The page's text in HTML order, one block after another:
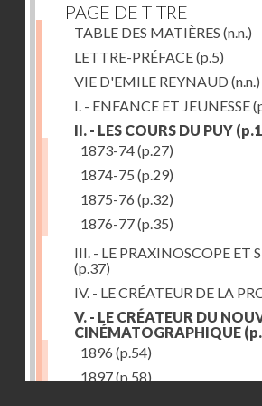
PAGE DE TITRE
TABLE DES MATIÈRES (n.n.)
LETTRE-PRÉFACE(p.5)
VIE D'EMILE REYNAUD (n.n.)
I. - ENFANCE ET JEUNESSE
II. - LES COURS DU PUY
1873-74(p.27)
1874-75 (p.29)
1875-76 (p.32)
1876-77(p.35)
III. - LE PRAXINOSCOPE ET
(p.37)
IV. - LE CRÉATEUR DE LA
V. - LE CRÉATEUR DU
CINÉMATOGRAPHIQUE
1896 (p.54)
1897(p.58)